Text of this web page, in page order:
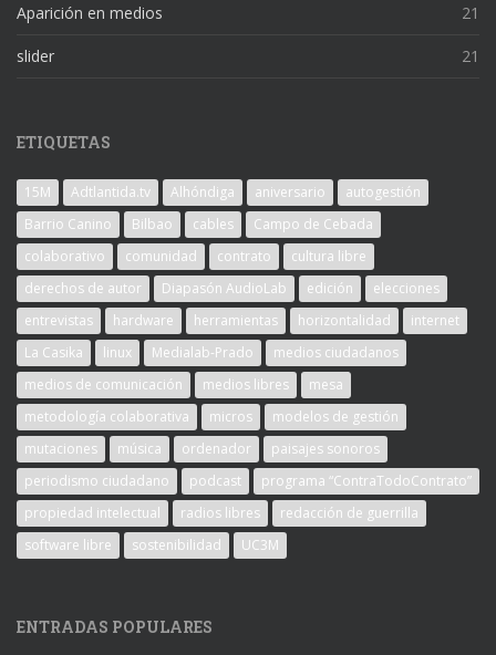
Aparición en medios 21
slider 21
ETIQUETAS
15M Adtlantida.tv Alhóndiga aniversario
autogestión
Barrio Canino
Bilbao cables
Campo de Cebada
colaborativo
comunidad contrato
cultura libre
derechos de autor
Diapasón AudioLab edición
elecciones
entrevistas
hardware herramientas horizontalidad
internet
La Casika
linux Medialab-Prado
medios ciudadanos
medios de comunicación
medios libres
mesa
metodología colaborativa
micros
modelos de gestión
mutaciones
música ordenador
paisajes sonoros
periodismo ciudadano
podcast
programa “ContraTodoContrato”
propiedad intelectual
radios libres
redacción de guerrilla
software libre
sostenibilidad UC3M
ENTRADAS POPULARES